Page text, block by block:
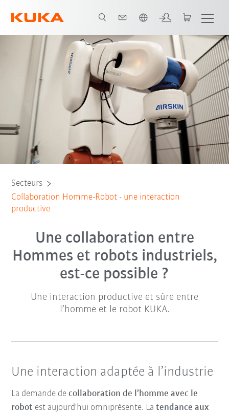
Tous les partenaires du système
Secteurs
Collaboration Homme-Robot - une interaction
productive
Une collaboration entre
Hommes et robots industriels,
est-ce possible ?
Une interaction productive et sûre entre
l’homme et le robot KUKA.
Une interaction adaptée à l’industrie
La demande decollaboration de l’homme avec le
robot est aujourd'hui omniprésente. Latendance aux